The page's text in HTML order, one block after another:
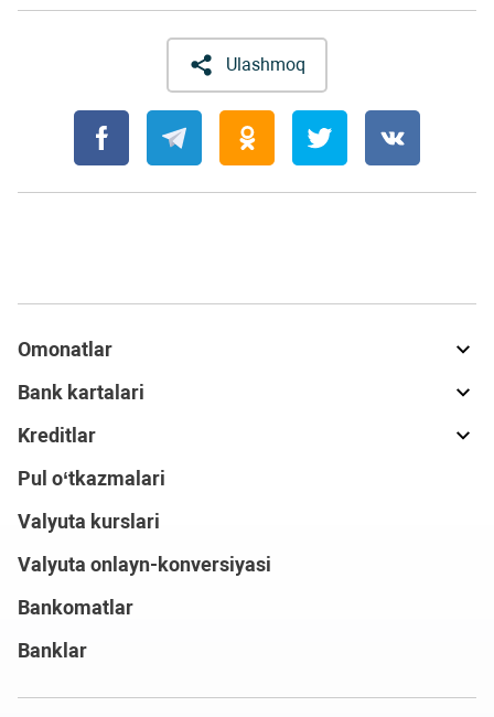
Ulashmoq
Omonatlar
Bank kartalari
Kreditlar
Pul o‘tkazmalari
Valyuta kurslari
Valyuta onlayn-konversiyasi
Bankomatlar
Banklar